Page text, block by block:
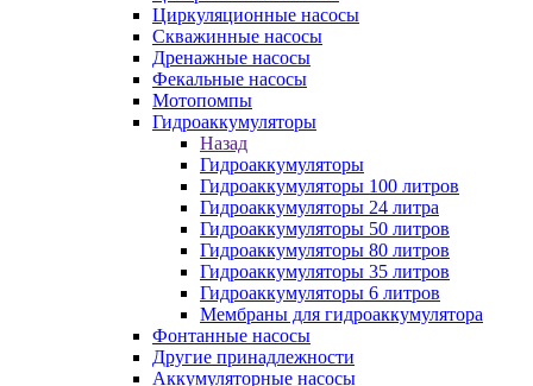
Циркуляционные насосы
Скважинные насосы
Дренажные насосы
Фекальные насосы
Мотопомпы
Гидроаккумуляторы
Назад
Гидроаккумуляторы
Гидроаккумуляторы 100 литров
Гидроаккумуляторы 24 литра
Гидроаккумуляторы 50 литров
Гидроаккумуляторы 80 литров
Гидроаккумуляторы 35 литров
Гидроаккумуляторы 6 литров
Мембраны для гидроаккумулятора
Фонтанные насосы
Другие принадлежности
Аккумуляторные насосы